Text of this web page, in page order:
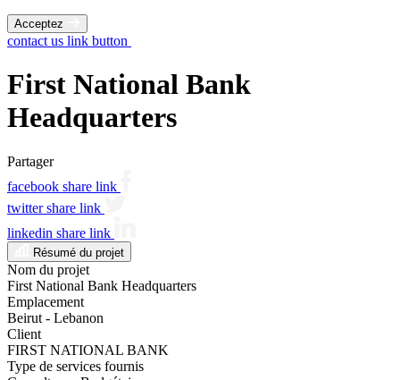
Acceptez
contact us link button
First National Bank
Headquarters
Partager
facebook share link
twitter share link
linkedin share link
Résumé du projet
Nom du projet
First National Bank Headquarters
Emplacement
Beirut - Lebanon
Client
FIRST NATIONAL BANK
Type de services fournis